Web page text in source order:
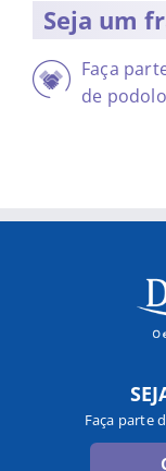
Seja um
Faça
de
Faça parte